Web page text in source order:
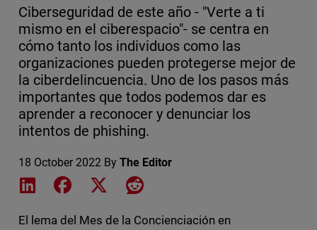
Ciberseguridad de este año - "Verte a ti
mismo en el ciberespacio"- se centra en
cómo tanto los individuos como las
organizaciones pueden protegerse mejor de
la ciberdelincuencia. Uno de los pasos más
importantes que todos podemos dar es
aprender a reconocer y denunciar los
intentos de phishing.
18 October 2022 By The Editor
Share on LinkedIn
Share on Facebook
Share on XShare on Reddit
El lema del Mes de la Concienciación en